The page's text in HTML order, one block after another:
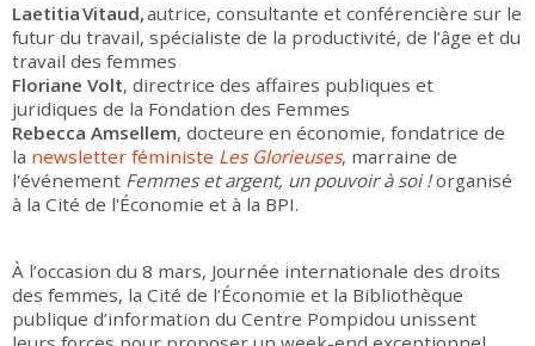
Laetitia Vitaud,autrice, consultante et conférencière sur le
futur du travail, spécialiste de la productivité, de l’âge et du
travail des femmes
Floriane Volt, directrice des affaires publiques et
juridiques de la Fondation des Femmes
Rebecca Amsellem, docteure en économie, fondatrice de
la newsletter féministe Les Glorieuses, marraine de
l'événement Femmes et argent, un pouvoir à soi !organisé
à la Cité de l'Économie et à la BPI.
À l’occasion du 8 mars, Journée internationale des droits
des femmes, la Cité de l’Économie et la Bibliothèque
publique d’information du Centre Pompidou unissent